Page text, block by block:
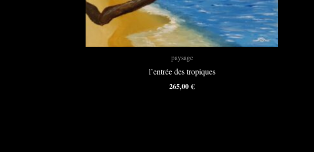
paysage
l’entrée des tropiques
265,00€